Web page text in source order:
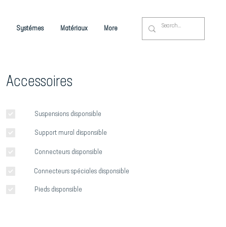
Systémes Matériaux More
Accessoires
Suspensions disponsible
Support mural disponsible
Connecteurs disponsible
Connecteurs spéciales disponsible
Pieds disponsible